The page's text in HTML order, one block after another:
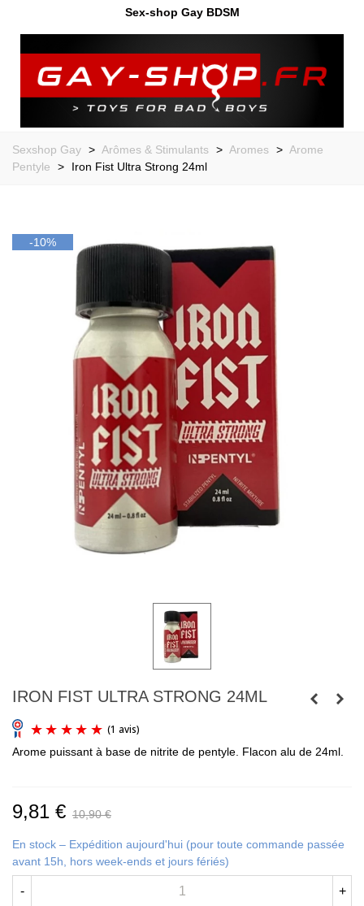
Sex-shop Gay BDSM
Sexshop Gay > Arômes & Stimulants > Aromes > Arome
Pentyle
> Iron Fist Ultra Strong 24ml
-10%
IRON FIST ULTRA STRONG 24ML
(1 avis)
Arome puissant à base de nitrite de pentyle. Flacon alu de 24ml.
9,81 € 10,90 €
En stock – Expédition aujourd'hui (pour toute commande passée
avant 15h, hors week-ends et jours fériés)
- +